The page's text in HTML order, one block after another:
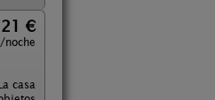
21 €
noche
casa